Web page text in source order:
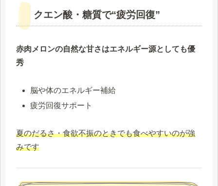
クエン酸・糖質で“疲労回復”
赤肉メロンの自然な甘さはエネルギー源としても優
秀
脳や体のエネルギー補給
疲労回復サポート
夏のだるさ・食欲不振のときでも食べやすいのが強
みです